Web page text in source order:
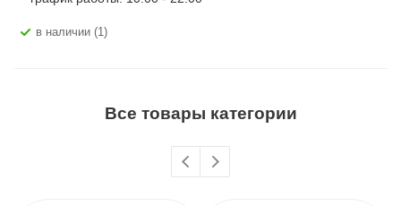
В наличии (1)
Все товары категории